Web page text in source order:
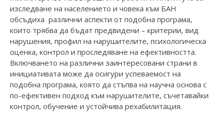
изследване на населението и човека към БАН
обсъдиха различни аспекти от подобна програма,
които трябва да бъдат предвидени – критерии, вид
нарушения, профил на нарушителите, психологическа
оценка, контрол и проследяване на ефективността.
Включването на различни заинтересовани страни в
инициативата може да осигури успеваемост на
подобна програма, която да стъпва на научна основа с
по-ефективен подход към нарушителите, съчетавайки
контрол, обучение и устойчива рехабилитация.